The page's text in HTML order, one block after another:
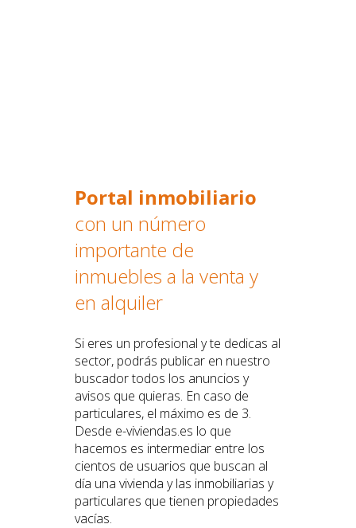
Portal inmobiliario
con un número
importante de
inmuebles a la venta y
en alquiler
Si eres un profesional y te dedicas al
sector, podrás publicar en nuestro
buscador todos los anuncios y
avisos que quieras. En caso de
particulares, el máximo es de 3.
Desde e-viviendas.es lo que
hacemos es intermediar entre los
cientos de usuarios que buscan al
día una vivienda y las inmobiliarias y
particulares que tienen propiedades
vacías.